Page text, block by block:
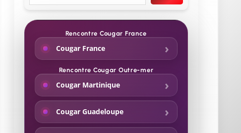
Rencontre Cougar France
Cougar France
Rencontre Cougar Outre-mer
Cougar Martinique
Cougar Guadeloupe